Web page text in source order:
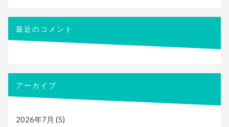
最近のコメント
アーカイブ
2026年7月 (5)